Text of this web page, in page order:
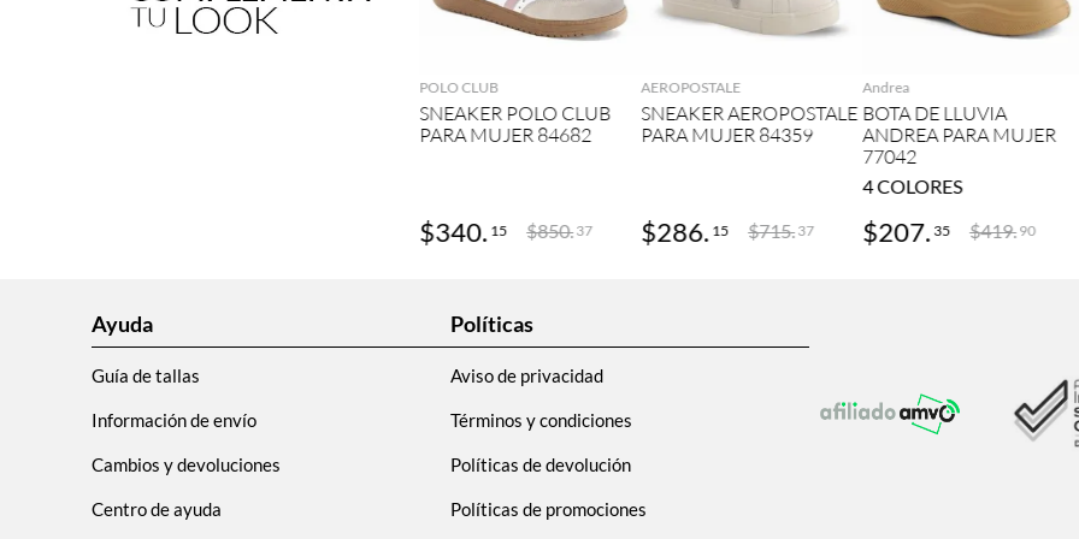
AGREGAR
POLO CLUB
SNEAKER POLO CLUB
PARA MUJER 84682
$340. 15 $850.37
AGREGAR
AEROPOSTALE
SNEAKER AEROPOSTALE
PARA MUJER 84359
$286. 15 $715. 37
AGREGAR
Andrea
BOTA DE LLUVIA
ANDREA PARA MUJER
77042
4COLORES
$207. 35 $419. 90
Ayuda
Guía de tallas
Información de envío
Cambios y devoluciones
Centro de ayuda
Políticas
Aviso de privacidad
Términos y condiciones
Políticas de devolución
Políticas de promociones